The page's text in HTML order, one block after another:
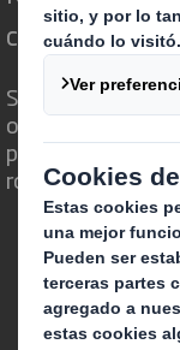
cambiante
Somos
oportunidad de
papel
rodea.